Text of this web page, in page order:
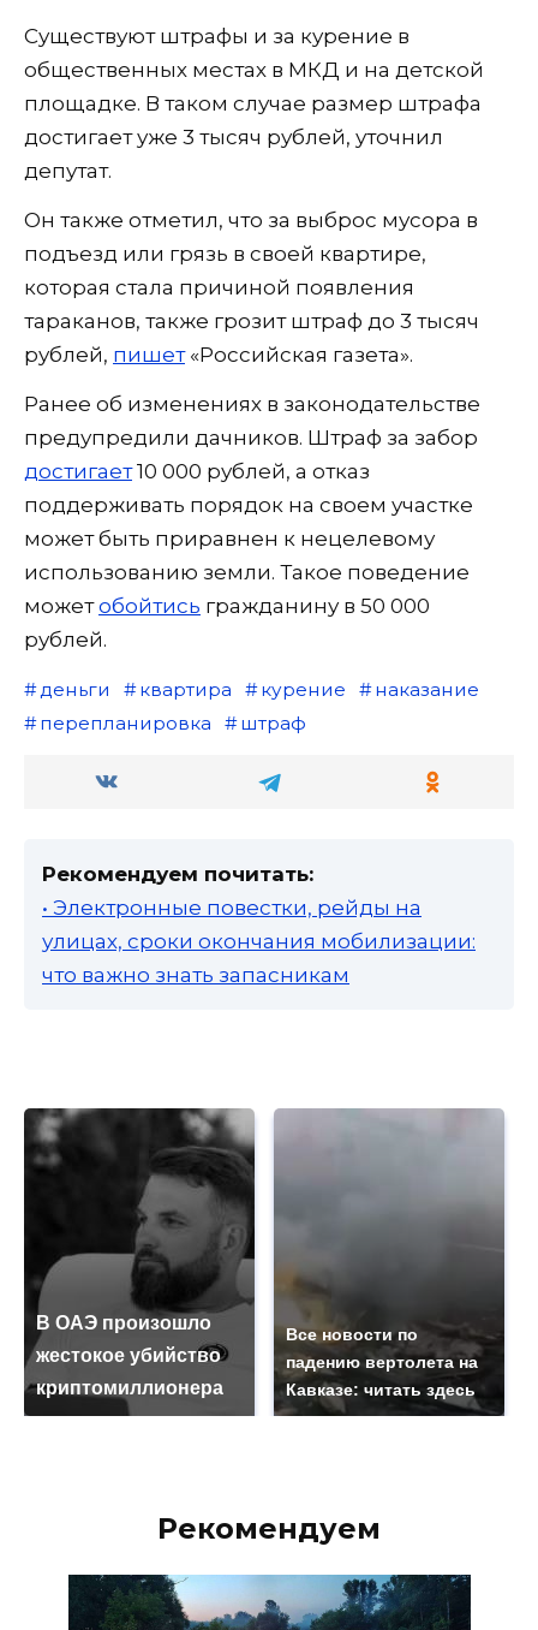
Существуют штрафы и за курение в
общественных местах в МКД и на детской
площадке. В таком случае размер штрафа
достигает уже 3 тысяч рублей, уточнил
депутат.
Он также отметил, что за выброс мусора в
подъезд или грязь в своей квартире,
которая стала причиной появления
тараканов, также грозит штраф до 3 тысяч
рублей, пишет«Российская газета».
Ранее об изменениях в законодательстве
предупредили дачников. Штраф за забор
достигает10 000 рублей, а отказ
поддерживать порядок на своем участке
может быть приравнен к нецелевому
использованию земли. Такое поведение
можетобойтись гражданину в 50 000
рублей.
деньги квартира курение
наказание
перепланировка
штраф
Рекомендуем почитать:
• Электронные повестки, рейды на
улицах, сроки окончания мобилизации:
что важно знать запасникам
В ОАЭ произошло
жестокое убийство
криптомиллионера
Все новости по
падению вертолета на
Кавказе: читать здесь
Рекомендуем